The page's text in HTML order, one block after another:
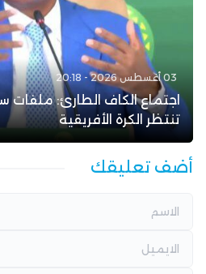
03 أغسطس 2026 - 20:18
اجتماع الكاف الطارئ: ملفات
تنتظر الكرة الأفريقية
أضف تعليقك